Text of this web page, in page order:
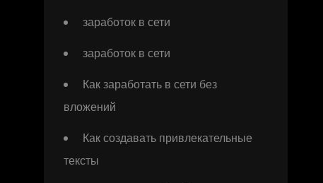
заработок в сети
заработок в сети
Как заработать в сети без
вложений
Как создавать привлекательные
тексты